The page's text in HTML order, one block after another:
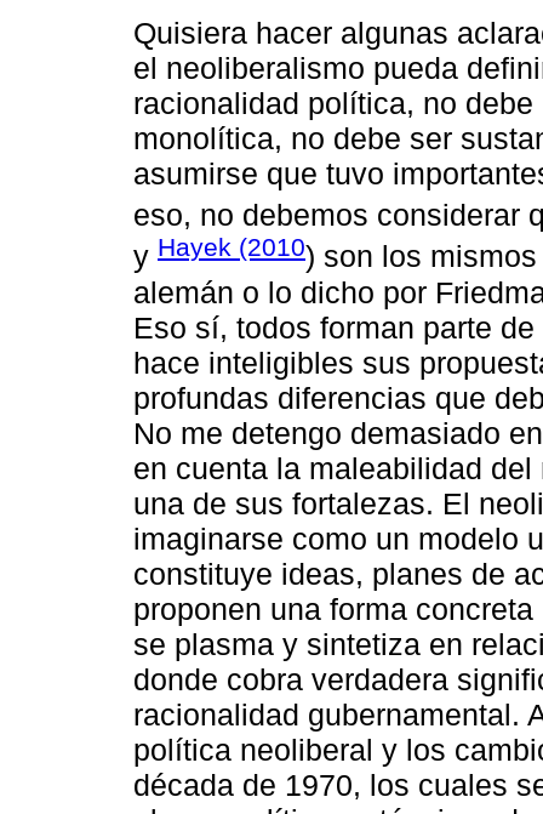
Quisiera hacer algunas
el neoliberalismo pueda
racionalidad política, no
monolítica, no debe ser
asumirse que tuvo
eso, no debemos considerar
y Hayek (2010) son los
alemán o lo dicho por
Eso sí, todos forman parte
hace inteligibles sus
profundas diferencias que
No me detengo demasiado
en cuenta la maleabilidad
una de sus fortalezas. El
imaginarse como un modelo
constituye ideas, planes de
proponen una forma
se plasma y sintetiza en
donde cobra verdadera
racionalidad gubernamental.
política neoliberal y los
década de 1970, los cuales